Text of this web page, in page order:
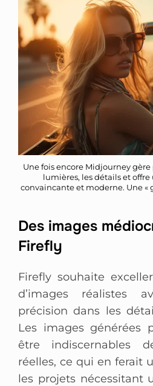
Une fois encore Midjourney
lumières, les détails et
convaincante et moderne. Une «
Des images
Firefly
Firefly souhaite
d’images réalistes
précision dans les
Les images générées
être indiscernables
réelles, ce qui en ferait
les projets nécessitant